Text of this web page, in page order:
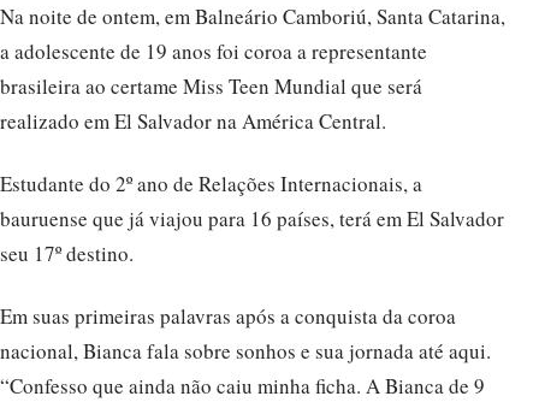
Na noite de ontem, em Balneário Camboriú, Santa Catarina,
a adolescente de 19 anos foi coroa a representante
brasileira ao certame Miss Teen Mundial que será
realizado em El Salvador na América Central.
Estudante do 2º ano de Relações Internacionais, a
bauruense que já viajou para 16 países, terá em El Salvador
seu 17º destino.
Em suas primeiras palavras após a conquista da coroa
nacional, Bianca fala sobre sonhos e sua jornada até aqui.
“Confesso que ainda não caiu minha ficha. A Bianca de 9